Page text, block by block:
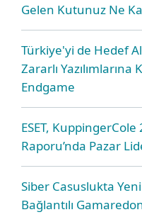
Gelen Kutunuz Ne
Türkiye'yi de Hedef
Zararlı
Endgame
ESET,
Raporu’nda Pazar
Siber Casuslukta
Bağlantılı